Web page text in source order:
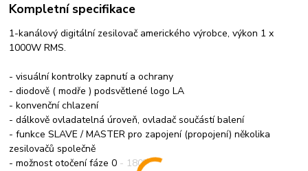
Kompletní specifikace
1-kanálový digitální zesilovač amerického výrobce, výkon 1 x
1000W RMS.
- visuální kontrolky zapnutí a ochrany
- diodově ( modře ) podsvětlené logo LA
- konvenční chlazení
- dálkově ovladatelná úroveň, ovladač součástí balení
- funkce SLAVE / MASTER pro zapojení (propojení) několika
zesilovačů společně
- možnost otočení fáze 0 - 180o